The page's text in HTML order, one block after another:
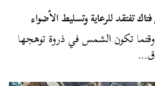
تفتقد للرعاية وتسليط الأضواء
وقتما تكون الشمس في ذروة توهجها